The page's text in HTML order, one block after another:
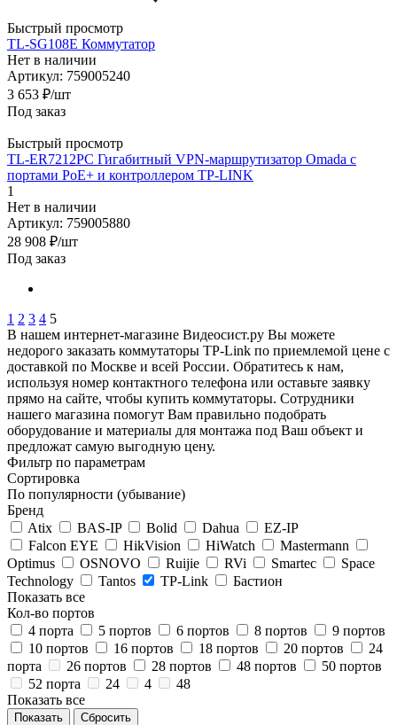
Быстрый просмотр
TL-SG108E Коммутатор
Нет в наличии
Артикул: 759005240
3 653 ₽/шт
Под заказ
Быстрый просмотр
TL-ER7212PC Гигабитный VPN-маршрутизатор Omada с
портами PoE+ и контроллером TP-LINK
1
Нет в наличии
Артикул: 759005880
28 908 ₽/шт
Под заказ
1 2 3 4 5
В нашем интернет-магазине Видеосист.ру Вы можете
недорого заказать коммутаторы TP-Link по приемлемой цене с
доставкой по Москве и всей России. Обратитесь к нам,
используя номер контактного телефона или оставьте заявку
прямо на сайте, чтобы купить коммутаторы. Сотрудники
нашего магазина помогут Вам правильно подобрать
оборудование и материалы для монтажа под Ваш объект и
предложат самую выгодную цену.
Фильтр по параметрам
Сортировка
По популярности (убывание)
Бренд
Atix
BAS-IP Bolid Dahua
EZ-IP
Falcon EYE
HikVision HiWatch
Mastermann
Optimus
OSNOVO Ruijie RVi Smartec
Space
Technology
Tantos TP-Link
Бастион
Показать все
Кол-во портов
4 порта
5 портов 6 портов 8 портов
9 портов
10 портов
16 портов 18 портов 20 портов
24
порта
26 портов 28 портов 48 портов
50 портов
52 порта
24 4
48
Показать все
Сбросить